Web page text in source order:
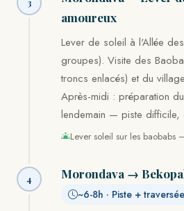
3
amoureux
Lever de soleil à l'Allée
groupes). Visite des
troncs enlacés) et du
Après-midi : préparation
lendemain — piste difficile,
Lever soleil sur les baobabs
4 Morondava →
~6-8h · Piste +